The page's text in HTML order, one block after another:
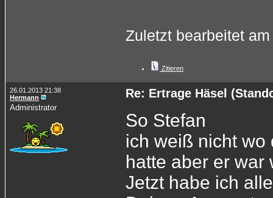
Zuletzt bearbeitet
Zitieren
26.01.2013 21:38
Hermann
Administrator
Re: Ertrage Häsel
So Stefan
ich weiß nicht wo
hatte aber er war
Jetzt habe ich